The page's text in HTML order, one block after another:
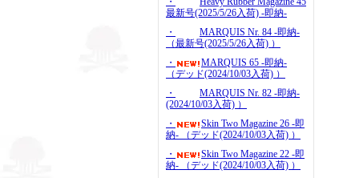
最新号(2025/5/26入荷) -即納-
・
MARQUIS Nr. 84 -即納-
（最新号(2025/5/26入荷) ）
・
MARQUIS 65 -即納-
（デッド(2024/10/03入荷) ）
・
MARQUIS Nr. 82 -即納-
(2024/10/03入荷) ）
・
Skin Two Magazine 26 -即
納- （デッド(2024/10/03入荷) ）
・
Skin Two Magazine 22 -即
納- （デッド(2024/10/03入荷) ）